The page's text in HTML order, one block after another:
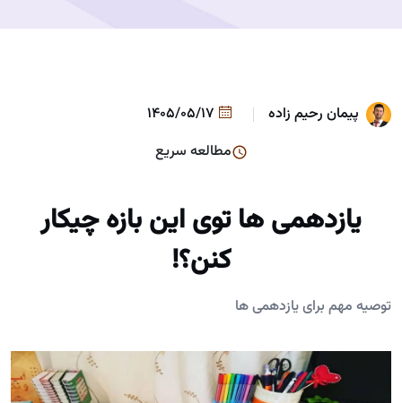
پیمان رحیم زاده
مطالعه سریع
یازدهمی ها توی این بازه چیکار
کنن؟!
توصیه مهم برای یازدهمی ها